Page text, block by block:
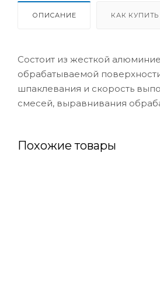
ОПИСАНИЕ КАК КУПИТЬ
Состоит из жесткой
обрабатываемой
шпаклевания и скорость
смесей, выравнивания
Похожие товары